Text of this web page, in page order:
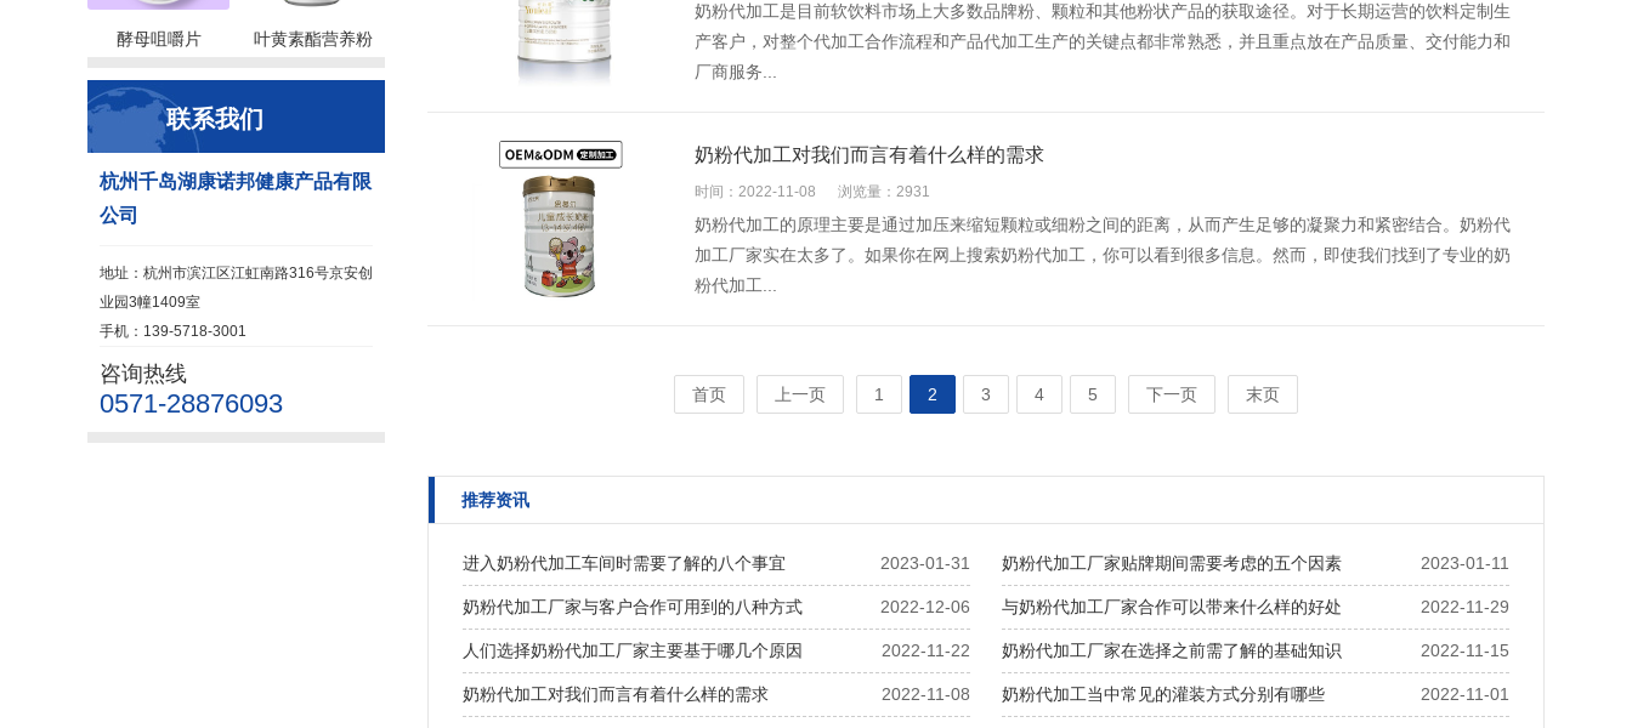
酵母咀嚼片 叶黄素酯营养粉
联系我们
杭州千岛湖康诺邦健康产品有限
公司
地址：杭州市滨江区江虹南路316号京安创
业园3幢1409室
手机：139-5718-3001
咨询热线
0571-28876093
奶粉代加工是目前软饮料市场上大多数品牌粉、颗粒和其他粉状产品的获取途径。对于长期运营的饮料定制生
产客户，对整个代加工合作流程和产品代加工生产的关键点都非常熟悉，并且重点放在产品质量、交付能力和
厂商服务...
奶粉代加工对我们而言有着什么样的需求
时间：2022-11-08 浏览量：2931
奶粉代加工的原理主要是通过加压来缩短颗粒或细粉之间的距离，从而产生足够的凝聚力和紧密结合。奶粉代
加工厂家实在太多了。如果你在网上搜索奶粉代加工，你可以看到很多信息。然而，即使我们找到了专业的奶
粉代加工...
首页 上一页 1 2 3 4 5 下一页 末页
推荐资讯
2023-01-31
进入奶粉代加工车间时需要了解的八个事宜 2023-01-11
奶粉代加工厂家贴牌期间需要考虑的五个因素
2022-12-06
奶粉代加工厂家与客户合作可用到的八种方式 2022-11-29
与奶粉代加工厂家合作可以带来什么样的好处
2022-11-22
人们选择奶粉代加工厂家主要基于哪几个原因 2022-11-15
奶粉代加工厂家在选择之前需了解的基础知识
2022-11-08
奶粉代加工对我们而言有着什么样的需求 2022-11-01
奶粉代加工当中常见的灌装方式分别有哪些